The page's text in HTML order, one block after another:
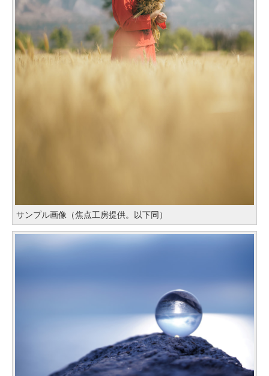
サンプル画像（焦点工房提供。以下同）